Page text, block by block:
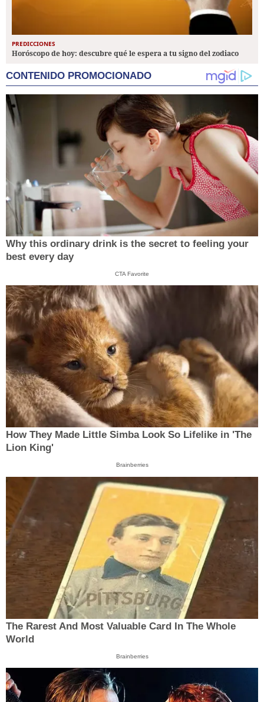
PREDICCIONES
Horóscopo de hoy: descubre qué le espera a tu signo del zodiaco
CONTENIDO PROMOCIONADO
Why this ordinary drink is the secret to feeling your
best every day
CTA Favorite
How They Made Little Simba Look So Lifelike in 'The
Lion King'
Brainberries
The Rarest And Most Valuable Card In The Whole
World
Brainberries